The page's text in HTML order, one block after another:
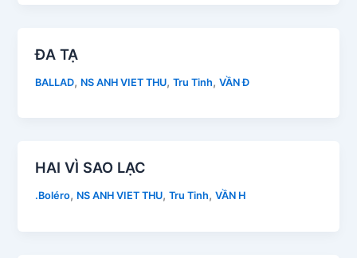
ĐA TẠ
BALLAD, NS ANH VIET THU,Tru Tinh,VẦN Đ
HAI VÌ SAO LẠC
.Boléro, NS ANH VIET THU,Tru Tinh,VẦN H